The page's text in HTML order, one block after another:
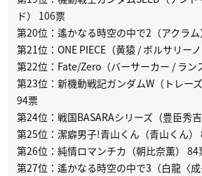
ド） 106票
第20位：遙かなる時空の中で2（アクラ
第21位：ONE PIECE（黄猿 / ボルサリー
第22位：Fate/Zero（バーサーカー / ラン
第23位：新機動戦記ガンダムW（トレー
94票
第24位：戦国BASARAシリーズ（豊臣秀
第25位：潔癖男子!青山くん（青山くん）
第26位：純情ロマンチカ（朝比奈薫） 84
第27位：遙かなる時空の中で3（白龍〈